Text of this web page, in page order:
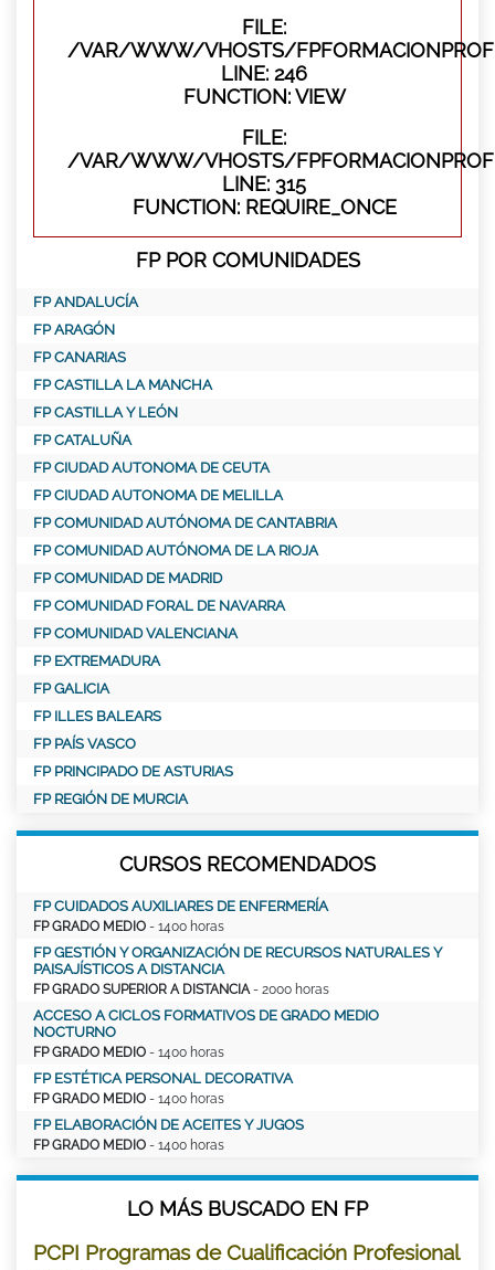
FILE:
/VAR/WWW/VHOSTS/
LINE: 246
FUNCTION: VIEW
FILE:
/VAR/WWW/VHOSTS/
LINE: 315
FUNCTION: REQUIRE_ONCE
FP POR COMUNIDADES
FP ANDALUCÍA
FP ARAGÓN
FP CANARIAS
FP CASTILLA LA MANCHA
FP CASTILLA Y LEÓN
FP CATALUÑA
FP CIUDAD AUTONOMA DE CEUTA
FP CIUDAD AUTONOMA DE MELILLA
FP COMUNIDAD AUTÓNOMA DE CANTABRIA
FP COMUNIDAD AUTÓNOMA DE LA RIOJA
FP COMUNIDAD DE MADRID
FP COMUNIDAD FORAL DE NAVARRA
FP COMUNIDAD VALENCIANA
FP EXTREMADURA
FP GALICIA
FP ILLES BALEARS
FP PAÍS VASCO
FP PRINCIPADO DE ASTURIAS
FP REGIÓN DE MURCIA
CURSOS RECOMENDADOS
FP CUIDADOS AUXILIARES DE ENFERMERÍA
FP GRADO MEDIO - 1400 horas
FP GESTIÓN Y ORGANIZACIÓN DE RECURSOS NATURALES Y
PAISAJÍSTICOS A DISTANCIA
FP GRADO SUPERIOR A DISTANCIA- 2000 horas
ACCESO A CICLOS FORMATIVOS DE GRADO MEDIO
NOCTURNO
FP GRADO MEDIO - 1400 horas
FP ESTÉTICA PERSONAL DECORATIVA
FP GRADO MEDIO - 1400 horas
FP ELABORACIÓN DE ACEITES Y JUGOS
FP GRADO MEDIO - 1400 horas
LO MÁS BUSCADO EN FP
PCPI Programas de Cualificación Profesional